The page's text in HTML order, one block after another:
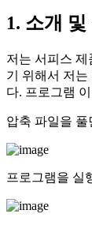
1. 소개 및
저는 서피스
기 위해서 저
다. 프로그램
압축 파일을
프로그램을 실